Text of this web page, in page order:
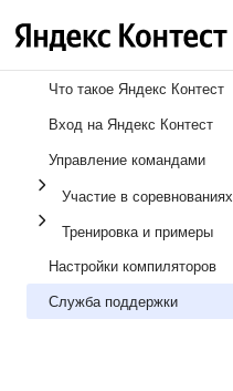
Что такое Яндекс Контест
Вход на Яндекс Контест
Управление командами
Участие в соревнованиях
Тренировка и примеры
Настройки компиляторов
Служба поддержки